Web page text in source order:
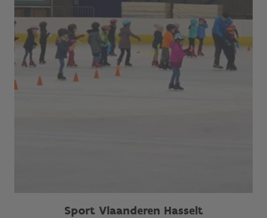
Sport Vlaanderen Hasselt